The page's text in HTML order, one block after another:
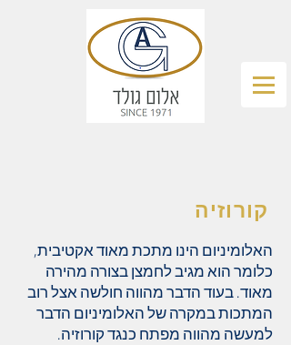
קורוזיה
האלומיניום הינו מתכת מאוד אקטיבית,
כלומר הוא מגיב לחמצן בצורה מהירה
מאוד. בעוד הדבר מהווה חולשה אצל רוב
המתכות במקרה של האלומיניום הדבר
למעשה מהווה מפתח כנגד קורוזיה.